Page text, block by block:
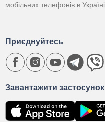
мобільних телефонів в Україні
Завантажити застосунок
Приєднуйтесь